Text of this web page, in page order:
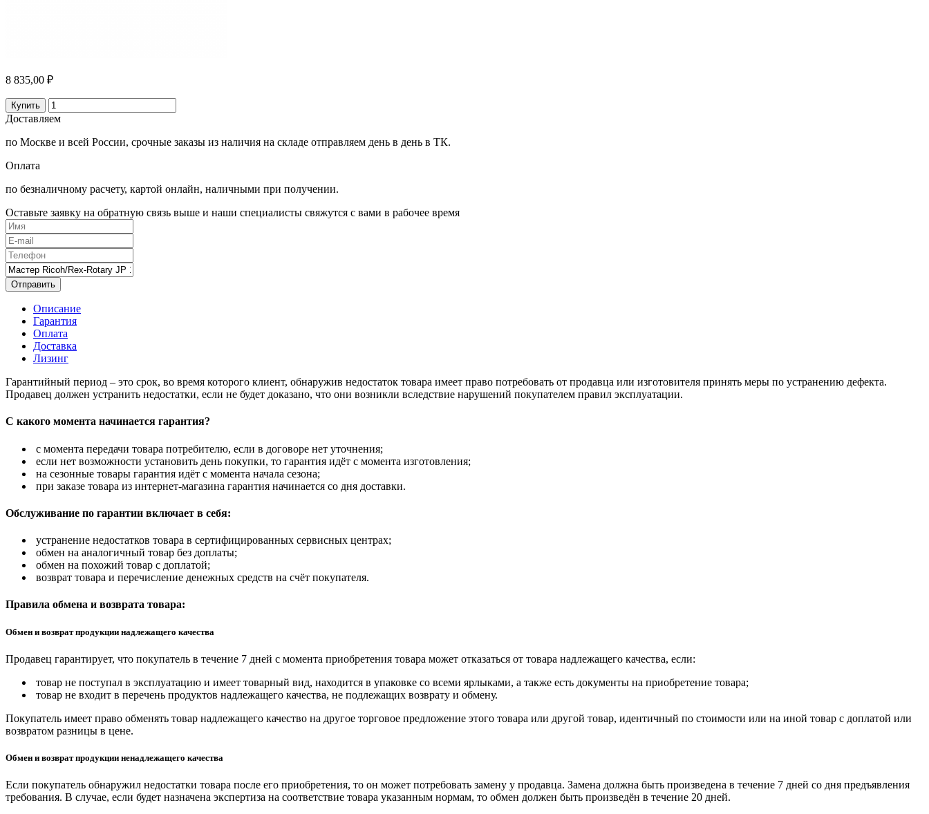
8 835,00 ₽
Купить
Доставляем
по Москве и всей России, срочные заказы из наличия на складе отправляем день в день в ТК.
Оплата
по безналичному расчету, картой онлайн, наличными при получении.
Оставьте заявку на обратную связь выше и наши специалисты свяжутся с вами в рабочее время
Отправить
Описание
Гарантия
Оплата
Доставка
Лизинг
Гарантийный период – это срок, во время которого клиент, обнаружив недостаток товара имеет право потребовать от продавца или изготовителя принять меры по устранению дефекта.
Продавец должен устранить недостатки, если не будет доказано, что они возникли вследствие нарушений покупателем правил эксплуатации.
С какого момента начинается гарантия?
с момента передачи товара потребителю, если в договоре нет уточнения;
если нет возможности установить день покупки, то гарантия идёт с момента изготовления;
на сезонные товары гарантия идёт с момента начала сезона;
при заказе товара из интернет-магазина гарантия начинается со дня доставки.
Обслуживание по гарантии включает в себя:
устранение недостатков товара в сертифицированных сервисных центрах;
обмен на аналогичный товар без доплаты;
обмен на похожий товар с доплатой;
возврат товара и перечисление денежных средств на счёт покупателя.
Правила обмена и возврата товара:
Обмен и возврат продукции надлежащего качества
Продавец гарантирует, что покупатель в течение 7 дней с момента приобретения товара может отказаться от товара надлежащего качества, если:
товар не поступал в эксплуатацию и имеет товарный вид, находится в упаковке со всеми ярлыками, а также есть документы на приобретение товара;
товар не входит в перечень продуктов надлежащего качества, не подлежащих возврату и обмену.
Покупатель имеет право обменять товар надлежащего качество на другое торговое предложение этого товара или другой товар, идентичный по стоимости или на иной товар с доплатой или
возвратом разницы в цене.
Обмен и возврат продукции ненадлежащего качества
Если покупатель обнаружил недостатки товара после его приобретения, то он может потребовать замену у продавца. Замена должна быть произведена в течение 7 дней со дня предъявления
требования. В случае, если будет назначена экспертиза на соответствие товара указанным нормам, то обмен должен быть произведён в течение 20 дней.